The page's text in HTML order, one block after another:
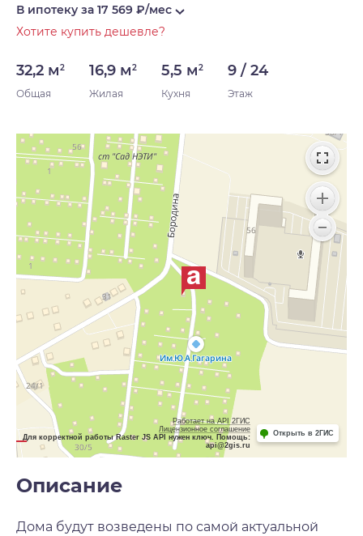
В ипотеку за 17 569 ₽/мес
Хотите купить дешевле?
32,2 м2
Общая
16,9 м2
Жилая
5,5 м2
Кухня
9 / 24
Этаж
Работает на API 2ГИС
Лицензионное соглашение
Для корректной работы Raster JS API нужен ключ. Помощь:
api@2gis.ru
Открыть в 2ГИС
Описание
Дома будут возведены по самой актуальной